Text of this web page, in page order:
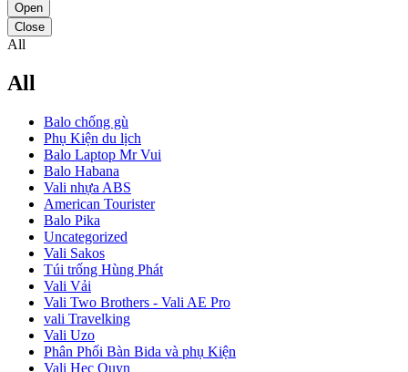
Open
Close
All
All
Balo chống gù
Phụ Kiện du lịch
Balo Laptop Mr Vui
Balo Habana
Vali nhựa ABS
American Tourister
Balo Pika
Uncategorized
Vali Sakos
Túi trống Hùng Phát
Vali Vải
Vali Two Brothers - Vali AE Pro
vali Travelking
Vali Uzo
Phân Phối Bàn Bida và phụ Kiện
Vali Hec Quyn